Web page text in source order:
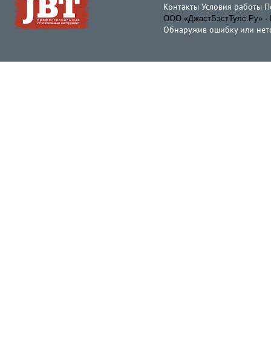
Контакты Условия работы
ООО «ДжастБэстТулс.Ру» ·
Обнаружив ошибку или